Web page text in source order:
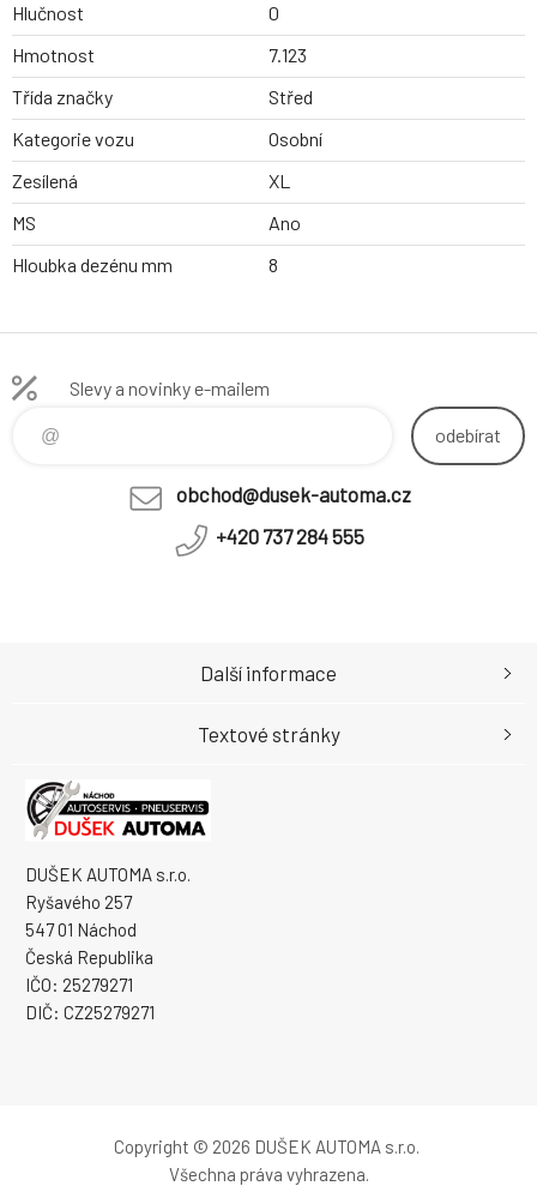
Hlučnost
0
Hmotnost
7.123
Třída značky
Střed
Kategorie vozu
Osobní
Zesílená
XL
MS
Ano
Hloubka dezénu mm
8
Slevy a novinky e-mailem
odebírat
obchod@dusek-automa.cz
+420 737 284 555
DUŠEK AUTOMA s.r.o.
Ryšavého 257
547 01 Náchod
Česká Republika
IČO: 25279271
DIČ: CZ25279271
Další informace
Textové stránky
Copyright © 2026 DUŠEK AUTOMA s.r.o.
Všechna práva vyhrazena.